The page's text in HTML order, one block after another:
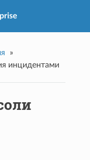
»
инцидентами